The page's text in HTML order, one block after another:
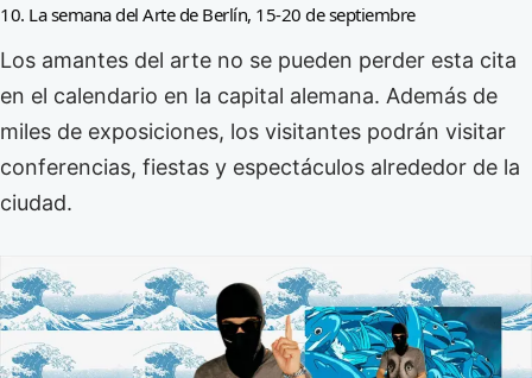
10. La semana del Arte de Berlín, 15-20 de septiembre
Los amantes del arte no se pueden perder esta cita
en el calendario en la capital alemana. Además de
miles de exposiciones, los visitantes podrán visitar
conferencias, fiestas y espectáculos alrededor de la
ciudad.